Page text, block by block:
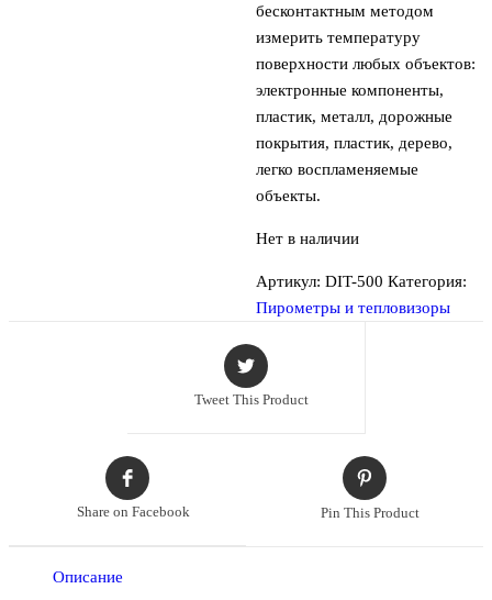
бесконтактным методом
измерить температуру
поверхности любых объектов:
электронные компоненты,
пластик, металл, дорожные
покрытия, пластик, дерево,
легко воспламеняемые
объекты.
Нет в наличии
Артикул: DIT-500 Категория:
Пирометры и тепловизоры
Tweet This Product
Share on Facebook Pin This Product
Описание